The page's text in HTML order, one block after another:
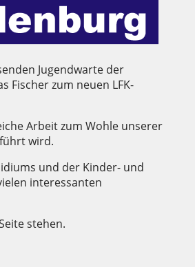
Jugendwarte der
Fischer zum neuen LFK-
Arbeit zum Wohle unserer
wird.
und der Kinder- und
interessanten
stehen.